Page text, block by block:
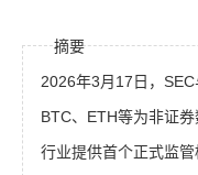
摘要
2026年3月17日，
BTC、ETH等为非证
行业提供首个正式监管